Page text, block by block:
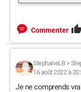
Commenter
StephaneLB>
16 août 2022 à
Je ne comprends